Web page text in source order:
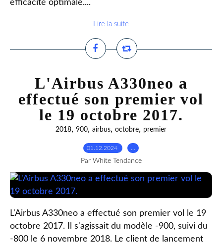
efficacité optimale....
Lire la suite
L'Airbus A330neo a
effectué son premier vol
le 19 octobre 2017.
2018, 900, airbus, octobre, premier
01.12.2024
Par White Tendance
L'Airbus A330neo a effectué son premier vol le 19
octobre 2017. Il s'agissait du modèle -900, suivi du
-800 le 6 novembre 2018. Le client de lancement